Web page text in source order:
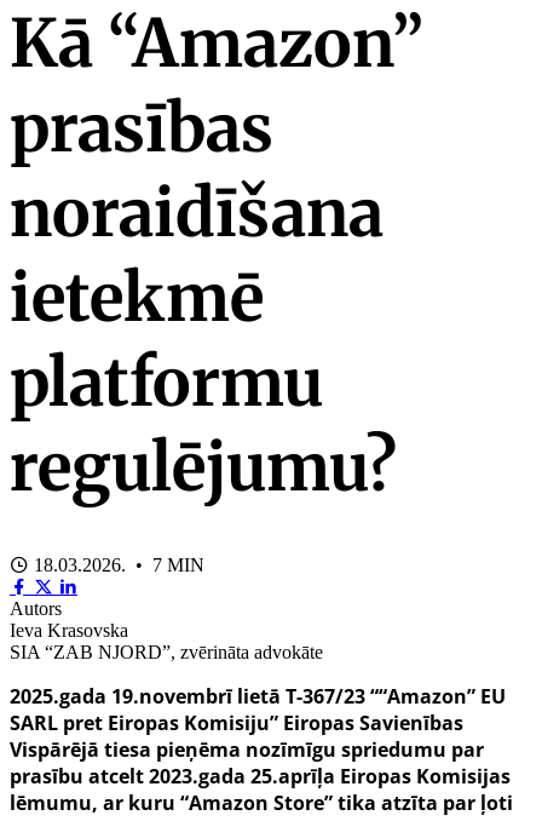
Kā “Amazon”
prasības
noraidīšana
ietekmē
platformu
regulējumu?
18.03.2026. • 7 MIN
Autors
Ieva Krasovska
SIA “ZAB NJORD”, zvērināta advokāte
2025.gada 19.novembrī lietā T-367/23 ““Amazon” EU
SARL pret Eiropas Komisiju” Eiropas Savienības
Vispārējā tiesa pieņēma nozīmīgu spriedumu par
prasību atcelt 2023.gada 25.aprīļa Eiropas Komisijas
lēmumu, ar kuru “Amazon Store” tika atzīta par ļoti